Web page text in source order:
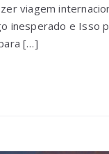
viagem
inesperado e Isso
[…]